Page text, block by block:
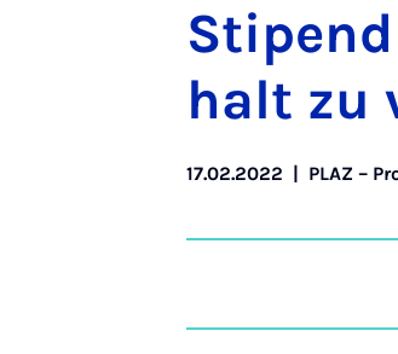
halt zu
17.02.2022 | PLAZ –